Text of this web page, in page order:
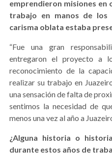
emprendieron misiones en
trabajo en manos de los
carisma oblata estaba
“Fue una gran
entregaron el proyecto a
reconocimiento de la
realizar su trabajo en
una sensación de falta de
sentimos la necesidad de
menos una vez al año a
¿Alguna historia o
durante estos años de